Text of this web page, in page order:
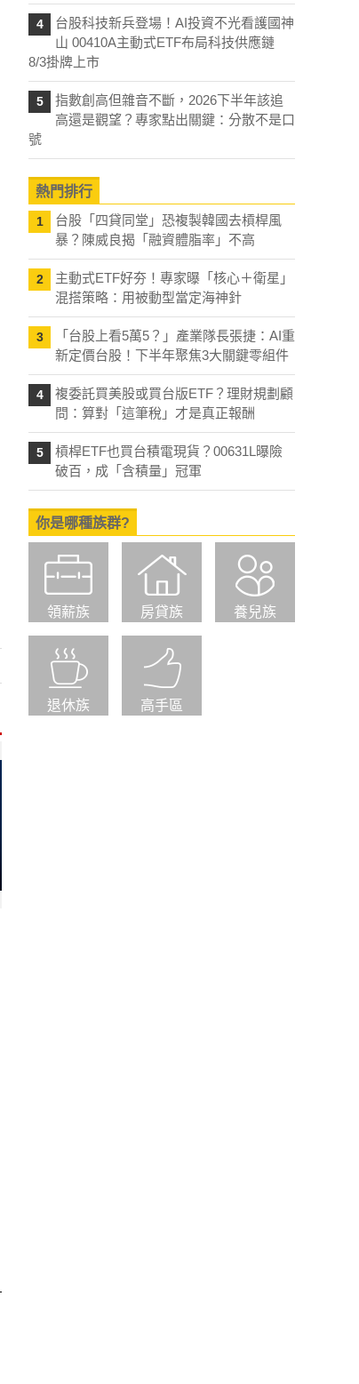
4
台股科技新兵登場！AI投資不光看護國神
山 00410A主動式ETF布局科技供應鏈
8/3掛牌上市
5
指數創高但雜音不斷，2026下半年該追
高還是觀望？專家點出關鍵：分散不是口
號
熱門排行
1
台股「四貸同堂」恐複製韓國去槓桿風
暴？陳威良揭「融資體脂率」不高
2
主動式ETF好夯！專家曝「核心＋衛星」
混搭策略：用被動型當定海神針
3
「台股上看5萬5？」產業隊長張捷：AI重
新定價台股！下半年聚焦3大關鍵零組件
4
複委託買美股或買台版ETF？理財規劃顧
問：算對「這筆稅」才是真正報酬
5
槓桿ETF也買台積電現貨？00631L曝險
破百，成「含積量」冠軍
你是哪種族群?
領薪族 房貸族 養兒族
退休族 高手區